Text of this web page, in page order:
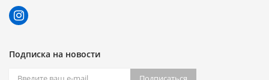
Подписка на новости